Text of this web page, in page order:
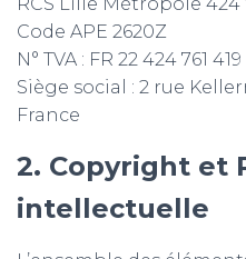
Code APE 2620Z
N° TVA : FR 22 424 761 419
Siège social : 2 rue
France
2. Copyright et
intellectuelle